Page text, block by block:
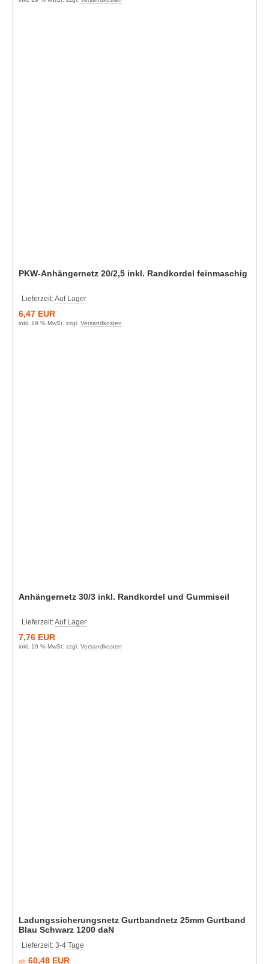
PKW-Anhängernetz 20/2,5 inkl. Randkordel feinmaschig
Lieferzeit:Auf Lager
6,47 EUR
inkl. 19 % MwSt. zzgl. Versandkosten
Anhängernetz 30/3 inkl. Randkordel und Gummiseil
Lieferzeit:Auf Lager
7,76 EUR
inkl. 19 % MwSt. zzgl. Versandkosten
Ladungssicherungsnetz Gurtbandnetz 25mm Gurtband
Blau Schwarz 1200 daN
Lieferzeit: 3-4 Tage
ab 60,48 EUR